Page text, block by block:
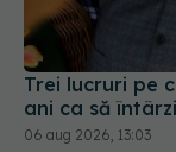
Trei lucruri pe
ani ca să
06 aug 2026, 13:03